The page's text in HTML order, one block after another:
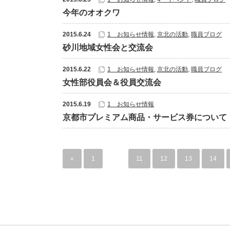
今年のオオクワ
2015.6.24 1 お知らせ情報, 京北の活動, 職員ブログ
砂川地域女性会と交流会
2015.6.22 1 お知らせ情報, 京北の活動, 職員ブログ
女性部役員会＆役員交流会
2015.6.19 1 お知らせ情報
京都市プレミアム商品・サービス券について
« 1 11 12 13 14